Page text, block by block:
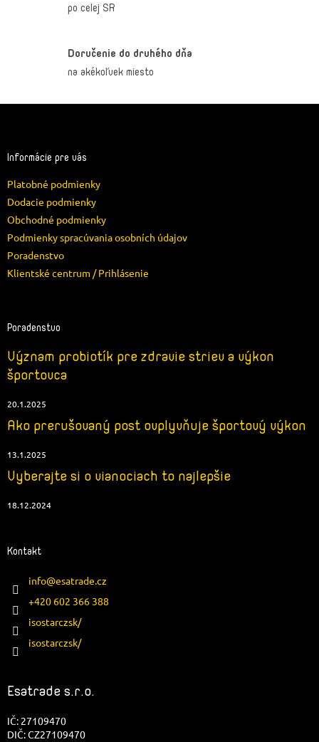
po celej SR
Doručenie do druhého dňa
na akékoľvek miesto
Z
Informácie pre vás
Platobné podmienky
Dodacie podmienky
Obchodné podmienky
Podmienky spracúvania osobních údajov
Poradenstvo
Klientské centrum / Prihlásenie
Poradenstvo
Význam probiotík pre zdravie striev a výkon
športovca
20.1.2025
Ako prerušovaný post ovplyvňuje športový výkon
13.1.2025
Vyberajte si o vianociach to najlepšie
18.12.2024
Kontakt
info@esatrade.cz
+420 602 366 388
isostarczsk/
isostarczsk/
Esatrade s.r.o.
IČ: 27109470
DIČ: CZ27109470